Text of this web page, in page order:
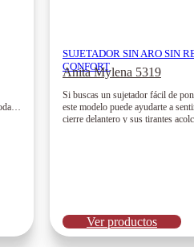
SUJETADOR SIN ARO SIN
CONFORT
Anita Mylena 5319
Si buscas un sujetador fácil de
este modelo puede ayudarte a
cierre delantero y sus tirantes
Ver productos